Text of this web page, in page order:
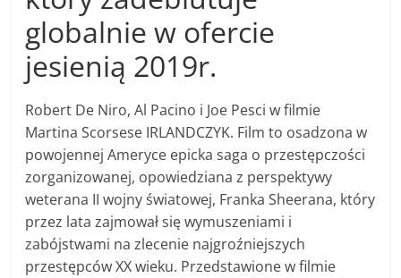
globalnie w ofercie
jesienią 2019r.
Robert De Niro, Al Pacino i Joe Pesci w filmie
Martina Scorsese IRLANDCZYK. Film to osadzona w
powojennej Ameryce epicka saga o przestępczości
zorganizowanej, opowiedziana z perspektywy
weterana II wojny światowej, Franka Sheerana, który
przez lata zajmował się wymuszeniami i
zabójstwami na zlecenie najgroźniejszych
przestępców XX wieku. Przedstawione w filmie